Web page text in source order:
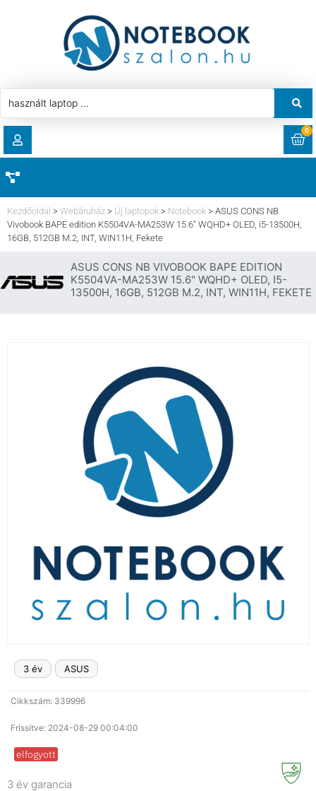
LETÖLTÉSEK
0
HASZNÁLT LAPTOP
AKCIÓ
LAPTOP ALKATRÉSZ
KOMPONENS
LAPTOP SZERVIZ
Kezdőoldal > Webáruház > Új laptopok > Notebook > ASUS CONS NB
Vivobook BAPE edition K5504VA-MA253W 15.6″ WQHD+ OLED, i5-13500H,
16GB, 512GB M.2, INT, WIN11H, Fekete
ASUS CONS NB VIVOBOOK BAPE EDITION
K5504VA-MA253W 15.6" WQHD+ OLED, I5-
13500H, 16GB, 512GB M.2, INT, WIN11H, FEKETE
3 év ASUS
Cikkszám: 339996
Frissítve: 2024-08-29 00:04:00
elfogyott
3 év garancia